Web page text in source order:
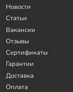
Новости
Статьи
Вакансии
Отзывы
Сертификаты
Гарантии
Доставка
Оплата